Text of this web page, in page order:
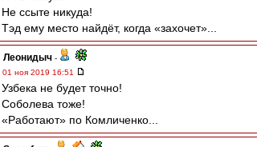
Не ссыте никуда!
Тэд ему место найдёт, когда «захочет»...
Леонидыч -
01 ноя 2019 16:51
Узбека не будет точно!
Соболева тоже!
«Работают» по Комличенко...